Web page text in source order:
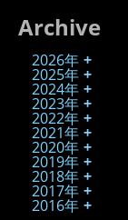
Archive
2026年
2025年
2024年
2023年
2022年
2021年
2020年
2019年
2018年
2017年
2016年